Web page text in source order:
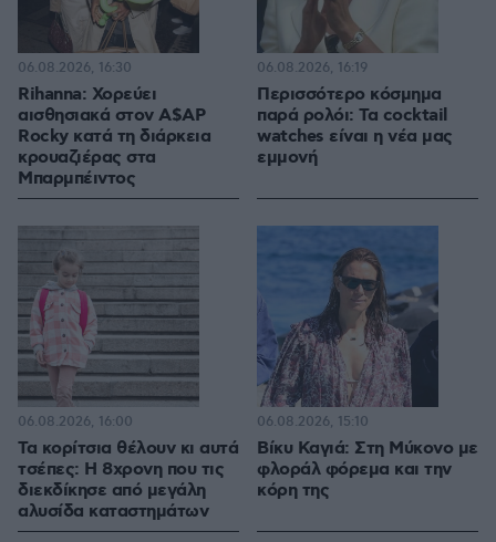
Rihanna: Χορεύει
αισθησιακά στον A$AP
Rocky κατά τη διάρκεια
κρουαζιέρας στα
Μπαρμπέιντος
06.08.2026, 16:30
Περισσότερο κόσμημα
παρά ρολόι: Τα cocktail
watches είναι η νέα μας
εμμονή
06.08.2026, 16:19
Τα κορίτσια θέλουν κι αυτά
τσέπες: Η 8χρονη που τις
διεκδίκησε από μεγάλη
αλυσίδα καταστημάτων
06.08.2026, 16:00
Βίκυ Καγιά: Στη Μύκονο με
φλοράλ φόρεμα και την
κόρη της
06.08.2026, 15:10